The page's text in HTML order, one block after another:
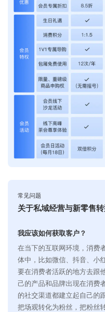
常见问题
关于私域经营与新零售
我应该如何获取客户？
在当下的互联网环境，消费
体中，比如微信、抖音、小
要在消费者活跃的地方去跟
己的产品和品牌出现在消费
的社交渠道都建立起自己的
把场观转化为粉丝，把粉丝